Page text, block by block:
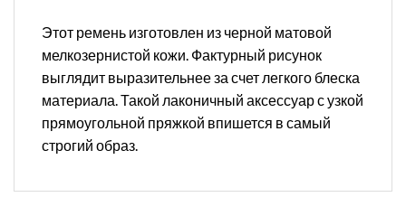
Этот ремень изготовлен из черной матовой
мелкозернистой кожи. Фактурный рисунок
выглядит выразительнее за счет легкого блеска
материала. Такой лаконичный аксессуар с узкой
прямоугольной пряжкой впишется в самый
строгий образ.